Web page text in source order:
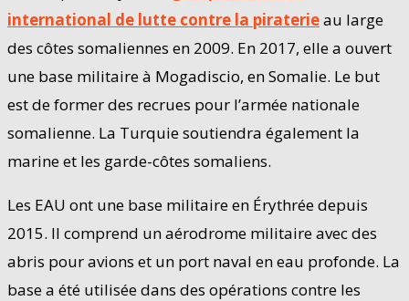
international de lutte contre la piraterieau large
des côtes somaliennes en 2009. En 2017, elle a ouvert
une base militaire à Mogadiscio, en Somalie. Le but
est de former des recrues pour l’armée nationale
somalienne. La Turquie soutiendra également la
marine et les garde-côtes somaliens.
Les EAU ont une base militaire en Érythrée depuis
2015. Il comprend un aérodrome militaire avec des
abris pour avions et un port naval en eau profonde. La
base a été utilisée dans des opérations contre les